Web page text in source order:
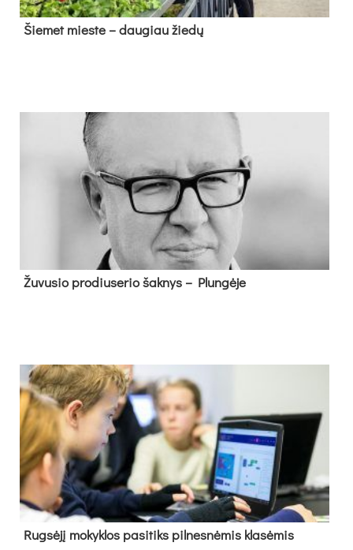
Šie­met mies­te – dau­giau žie­dų
Žu­vu­sio pro­diu­se­rio šak­nys – Plun­gė­je
Rug­sė­jį mo­kyk­los pa­si­tiks pil­nes­nė­mis kla­sė­mis